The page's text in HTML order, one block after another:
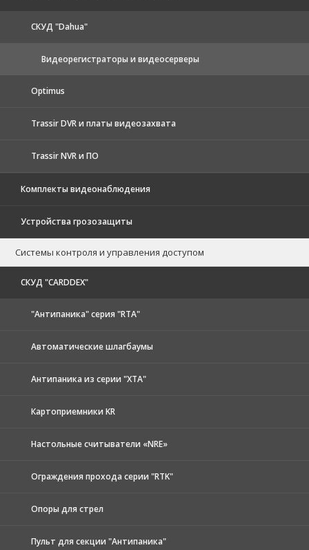
CКУД "Dahua"
Видеорегистраторы и видеосерверы
Optimus
Trassir DVR и платы видеозахвата
Trassir NVR и ПО
Комплекты видеонаблюдения
Устройства грозозащиты
Системы контроля и управления доступом
CКУД "CARDDEX"
"Антипаника" серия "RTA"
Автоматические шлагбаумы
Антипаника из серии "XTA"
Картоприемники KR
Настольные считыватели «NRE»
Ограждения прохода серии "RTK"
Опоры для стрел
Пульт для секции "Антипаника"